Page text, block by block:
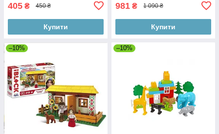
405 ₴ 450 ₴
Купити
981 ₴ 1 090 ₴
Купити
–10% –10%